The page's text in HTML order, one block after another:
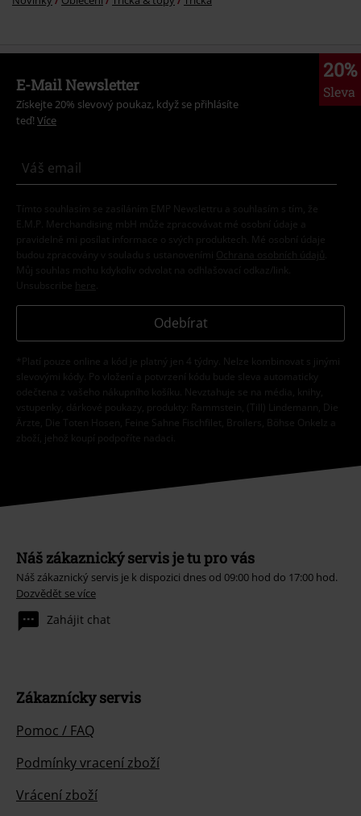
20%
Sleva
E-Mail Newsletter
Získejte 20% slevový poukaz, když se přihlásíte
teď! Více
Tímto souhlasím se zasíláním EMP Newslettru a souhlasím s tím, že
E.M.P. Merchandising mbH může zpracovávat mé osobní údaje a
pravidelně mi posílat informace o svých produktech. Mé osobní údaje
budou zpracovány v souladu s ustanoveními
Ochrana osobních údajů
Můj souhlas mohu kdykoliv odvolat na odhlašovací odkaz/link.
Unsubscribe here
Odebírat
*Platí pouze online a kód je platný jen 4 týdny. Nelze kombinovat s jinými
slevovými kódy. Po vložení a potvrzení kódu bude sleva automaticky
odečtena z vašeho nákupního košíku. Nevztahuje se na média, knihy,
vstupenky, dárkové poukazy, produkty: Rammstein, (Till) Lindemann, Die
Ärzte, Die Toten Hosen, Feine Sahne Fischfilet, Broilers, Böhse Onkelz a
zboží, jehož koupí podpoříte nadaci.
Náš zákaznický servis je tu pro vás
Náš zákaznický servis je k dispozici dnes od 09:00 hod do 17:00 hod.
Dozvědět se více
Zahájit chat
Zákaznícky servis
Pomoc / FAQ
Podmínky vracení zboží
Vrácení zboží